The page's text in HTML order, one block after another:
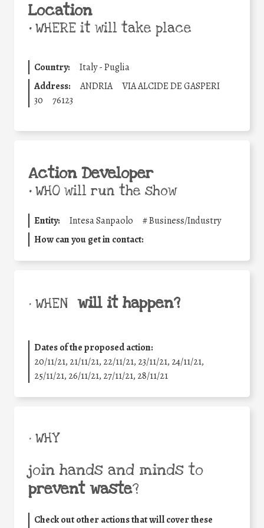
Location
•WHERE it will take place
Country:
Italy - Puglia
Address:
ANDRIA
VIA ALCIDE DE GASPERI
30
76123
Action Developer
•WHO will run the show
Entity: Intesa Sanpaolo #Business/Industry
How can you get in contact:
• WHEN will it happen?
Dates of the proposed action:
20/11/21, 21/11/21, 22/11/21, 23/11/21, 24/11/21,
25/11/21, 26/11/21, 27/11/21, 28/11/21
• WHY
join hands and minds to
prevent waste?
Check out other actions that will cover these